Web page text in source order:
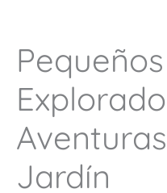
Pequeños
Jardín